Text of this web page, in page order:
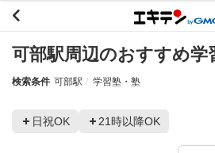
可部駅周辺のおすすめ学
検索条件 可部駅 学習塾・塾
日祝OK 21時以降OK